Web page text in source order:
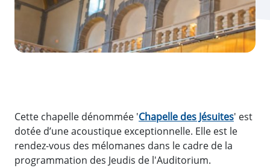
Cette chapelle dénommée 'Chapelle des Jésuites' est
dotée d’une acoustique exceptionnelle. Elle est le
rendez-vous des mélomanes dans le cadre de la
programmation des Jeudis de l'Auditorium.